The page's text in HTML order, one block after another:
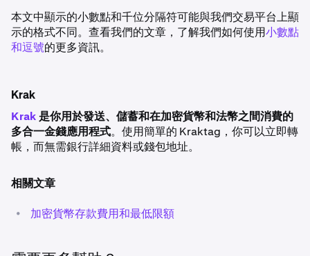
本文中顯示的小數點和千位分隔符可能與我們交易平台上顯
示的格式不同。查看我們的文章，了解我們如何使用小數點
和逗號的更多資訊。
Krak
Krak是你用於發送、儲蓄和在加密貨幣和法幣之間消費的
多合一金錢應用程式。使用簡單的 Kraktag，你可以立即轉
帳，而無需銀行詳細資料或錢包地址。
相關文章
• 加密貨幣存款費用和最低限額